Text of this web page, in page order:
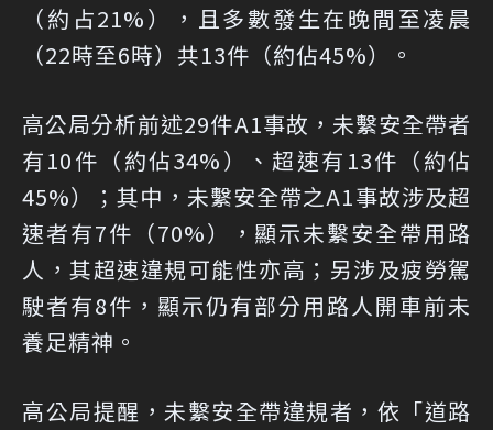
（約占21%），且多數發生在晚間至凌晨
（22時至6時）共13件（約佔45%）。
高公局分析前述29件A1事故，未繫安全帶者
有10件（約佔34%）、超速有13件（約佔
45%）；其中，未繫安全帶之A1事故涉及超
速者有7件（70%），顯示未繫安全帶用路
人，其超速違規可能性亦高；另涉及疲勞駕
駛者有8件，顯示仍有部分用路人開車前未
養足精神。
高公局提醒，未繫安全帶違規者，依「道路